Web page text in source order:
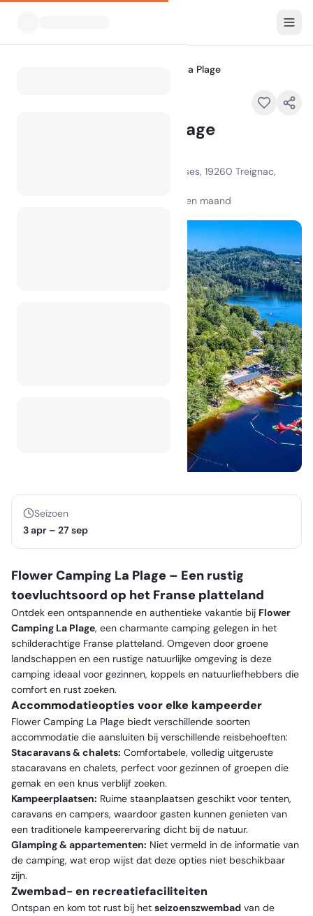
Flower Camping La Plage
Flower Camping La Plage
27 Route de Guéret Lac des Bariousses, 19260 Treignac,
weergaven in de afgelopen maand
Seizoen
3 apr – 27 sep
Flower Camping La Plage – Een rustig
toevluchtsoord op het Franse platteland
Ontdek een ontspannende en authentieke vakantie bij Flower
Camping La Plage, een charmante camping gelegen in het
schilderachtige Franse platteland. Omgeven door groene
landschappen en een rustige natuurlijke omgeving is deze
camping ideaal voor gezinnen, koppels en natuurliefhebbers die
comfort en rust zoeken.
Accommodatieopties voor elke kampeerder
Flower Camping La Plage biedt verschillende soorten
accommodatie die aansluiten bij verschillende reisbehoeften:
Stacaravans & chalets: Comfortabele, volledig uitgeruste
stacaravans en chalets, perfect voor gezinnen of groepen die
gemak en een knus verblijf zoeken.
Kampeerplaatsen: Ruime staanplaatsen geschikt voor tenten,
caravans en campers, waardoor gasten kunnen genieten van
een traditionele kampeerervaring dicht bij de natuur.
Glamping & appartementen: Niet vermeld in de informatie van
de camping, wat erop wijst dat deze opties niet beschikbaar
zijn.
Zwembad- en recreatiefaciliteiten
Ontspan en kom tot rust bij het seizoenszwembad van de